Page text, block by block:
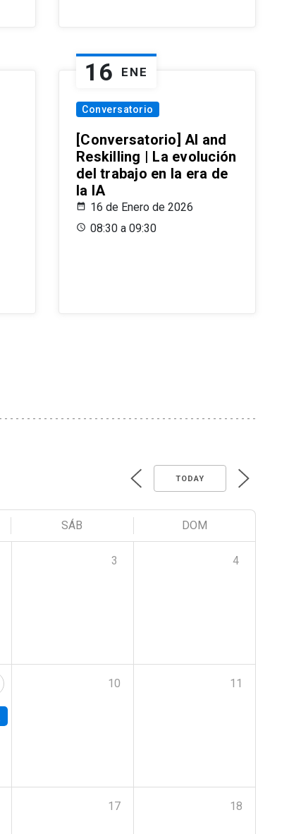
16 ENE
Conversatorio
[Conversatorio] AI and
Reskilling | La evolución
del trabajo en la era de
la IA
16 de Enero de 2026
08:30 a 09:30
TODAY
SÁB DOM
3 4
10 11
17 18